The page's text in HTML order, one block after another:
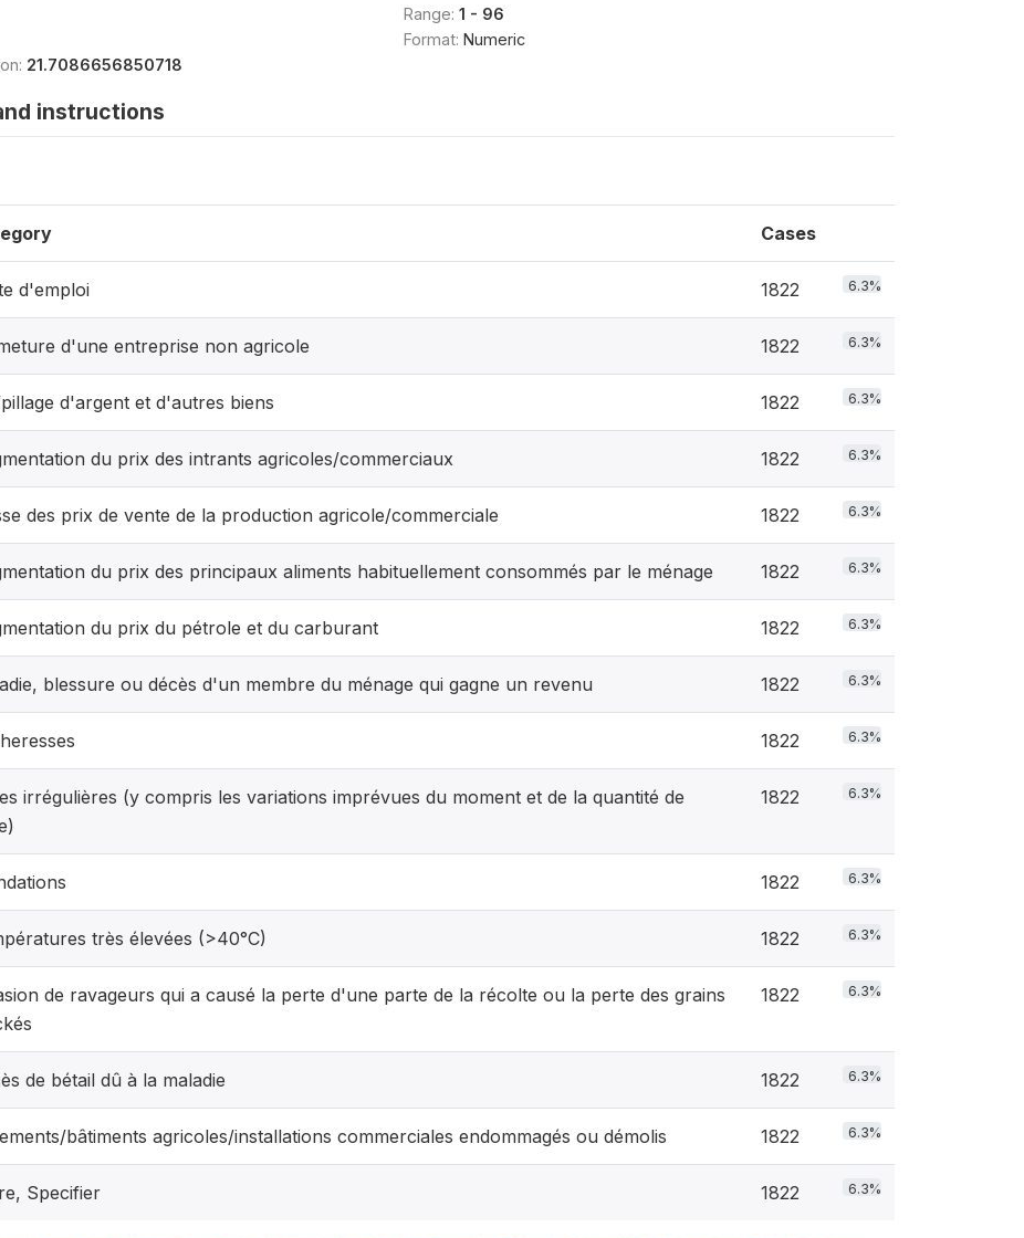
21.7086656850718
Range: 1 - 96
Format: Numeric
instructions
Cases
d'emploi 1822 6.3%
d'une entreprise non agricole 1822 6.3%
d'argent et d'autres biens 1822 6.3%
du prix des intrants agricoles/commerciaux 1822 6.3%
des prix de vente de la production agricole/commerciale 1822 6.3%
du prix des principaux aliments habituellement consommés par le ménage 1822 6.3%
du prix du pétrole et du carburant 1822 6.3%
blessure ou décès d'un membre du ménage qui gagne un revenu 1822 6.3%
1822 6.3%
irrégulières (y compris les variations imprévues du moment et de la quantité de
1822 6.3%
1822 6.3%
très élevées (>40°C) 1822 6.3%
de ravageurs qui a causé la perte d'une parte de la récolte ou la perte des grains
1822 6.3%
de bétail dû à la maladie 1822 6.3%
bâtiments agricoles/installations commerciales endommagés ou démolis 1822 6.3%
Specifier 1822 6.3%